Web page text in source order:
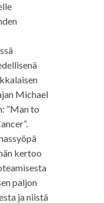
Michael
”Man to
kertoo
paljon
ja niistä